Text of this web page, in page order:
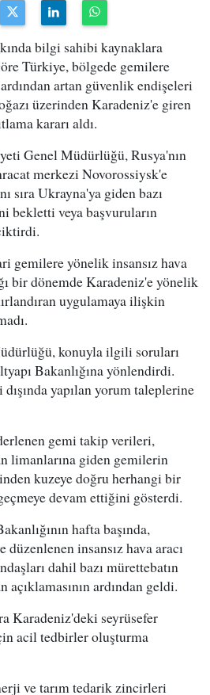
bilgi sahibi kaynaklara
Türkiye, bölgede gemilere
artan güvenlik endişeleri
üzerinden Karadeniz'e giren
kararı aldı.
Genel Müdürlüğü, Rusya'nın
merkezi Novorossiysk'e
sıra Ukrayna'ya giden bazı
bekletti veya başvuruların
gemilere yönelik insansız hava
bir dönemde Karadeniz'e yönelik
uygulamaya ilişkin
konuyla ilgili soruları
Bakanlığına yönlendirdi.
yapılan yorum taleplerine
gemi takip verileri,
limanlarına giden gemilerin
kuzeye doğru herhangi bir
devam ettiğini gösterdi.
hafta başında,
insansız hava aracı
dahil bazı mürettebatın
açıklamasının ardından geldi.
Karadeniz'deki seyrüsefer
acil tedbirler oluşturma
ve tarım tedarik zincirleri